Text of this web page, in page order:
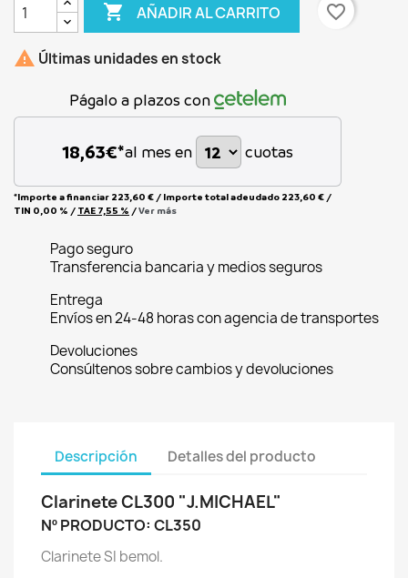
 AÑADIR AL CARRITO favorite_border
 Últimas unidades en stock
Págalo a plazos con
18,63€*al mes en cuotas
*Importe a financiar 223,60 € / Importe total adeudado 223,60 € /
TIN 0,00 % / TAE 7,55 % /Ver más
Pago seguro
Transferencia bancaria y medios seguros
Entrega
Envíos en 24-48 horas con agencia de transportes
Devoluciones
Consúltenos sobre cambios y devoluciones
Descripción Detalles del producto
Clarinete CL300 "J.MICHAEL"
Nº PRODUCTO: CL350
Clarinete SI bemol.